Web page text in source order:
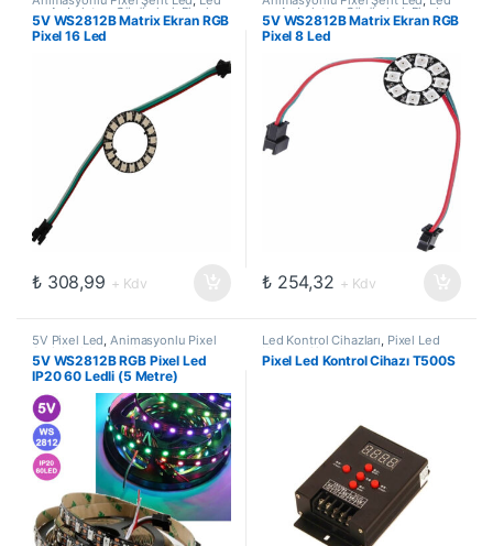
ve Aydınlatma Çözümleri Pixel
Led Modül,Pixel Matrix Ekranlar
5V WS2812B Matrix Ekran RGB
Pixel 16 Led
₺308,99 + Kdv
ve Aydınlatma Çözümleri Pixel
Led Modül,Pixel Matrix Ekranlar
5V WS2812B Matrix Ekran RGB
Pixel 8 Led
₺254,32 + Kdv
5V Pixel Led,Animasyonlu Pixel
Şerit Led ,Led ve Aydınlatma
Çözümleri
5V WS2812B RGB Pixel Led
IP20 60 Ledli (5 Metre)
Led Kontrol Cihazları, Pixel Led
Kontrol Cihazları
Pixel Led Kontrol Cihazı T500S